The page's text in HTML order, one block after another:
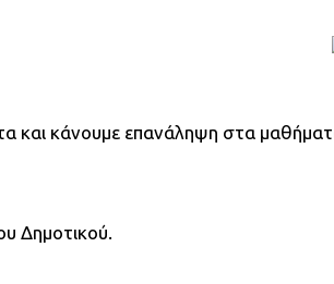
κάνουμε επανάληψη στα
Δημοτικού.